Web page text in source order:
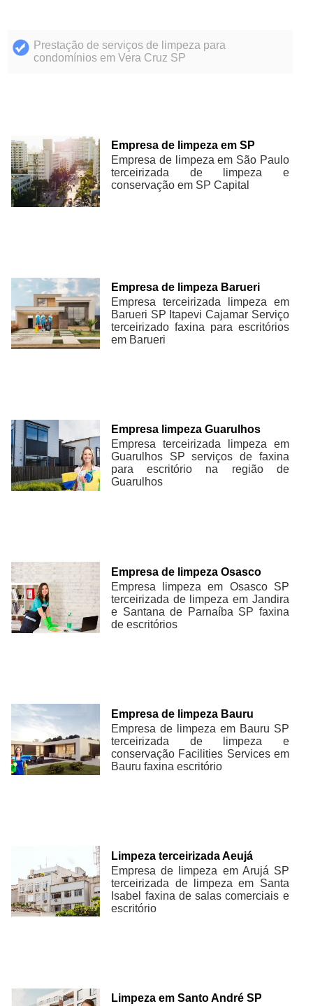
Prestação de serviços de limpeza para
condomínios em Vera Cruz SP
Empresa de limpeza em SP
Empresa de limpeza em São Paulo
terceirizada de limpeza e
conservação em SP Capital
Empresa de limpeza Barueri
Empresa terceirizada limpeza em
Barueri SP Itapevi Cajamar Serviço
terceirizado faxina para escritórios
em Barueri
Empresa limpeza Guarulhos
Empresa terceirizada limpeza em
Guarulhos SP serviços de faxina
para escritório na região de
Guarulhos
Empresa de limpeza Osasco
Empresa limpeza em Osasco SP
terceirizada de limpeza em Jandira
e Santana de Parnaíba SP faxina
de escritórios
Empresa de limpeza Bauru
Empresa de limpeza em Bauru SP
terceirizada de limpeza e
conservação Facilities Services em
Bauru faxina escritório
Limpeza terceirizada Aeujá
Empresa de limpeza em Arujá SP
terceirizada de limpeza em Santa
Isabel faxina de salas comerciais e
escritório
Limpeza em Santo André SP